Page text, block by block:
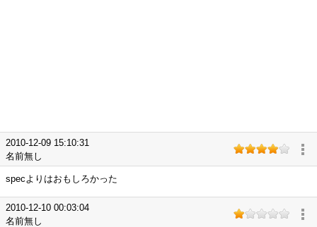
2010-12-09 15:10:31
名前無し
specよりはおもしろかった
2010-12-10 00:03:04
名前無し